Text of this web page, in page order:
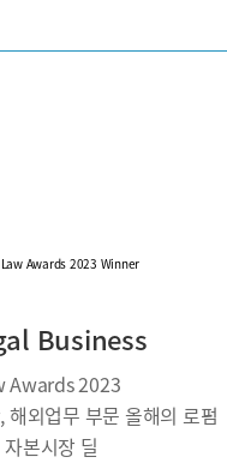
Business
Awards 2023
해외업무 부문 올해의 로펌
본시장 딜